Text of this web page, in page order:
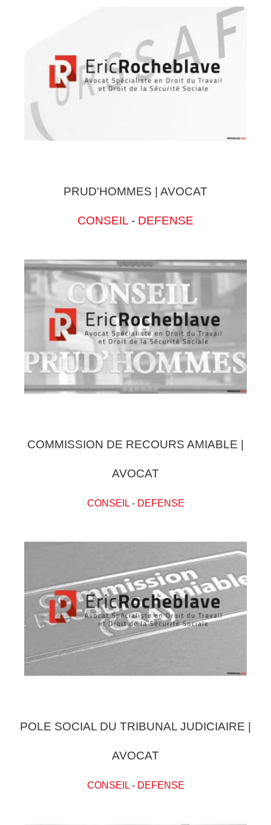
PRUD'HOMMES | AVOCAT
CONSEIL - DEFENSE
COMMISSION DE RECOURS AMIABLE |
AVOCAT
CONSEIL- DEFENSE
POLE SOCIAL DU TRIBUNAL JUDICIAIRE |
AVOCAT
CONSEIL- DEFENSE